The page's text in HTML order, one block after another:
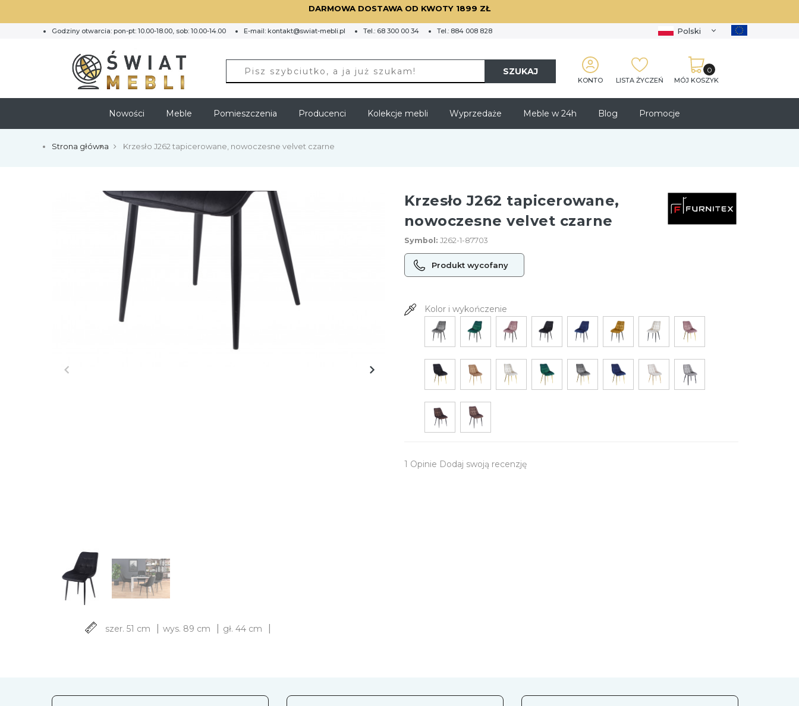
DARMOWA DOSTAWA OD KWOTY 1899 ZŁ
Godziny otwarcia: pon-pt: 10.00-18.00, sob: 10.00-14.00 E-mail: kontakt@swiat-mebli.pl Tel.: 68 300 00 34 Tel.: 884 008 828 Polski
SZUKAJ
KONTO LISTA ŻYCZEŃ MÓJ KOSZYK
Nowości Meble Pomieszczenia Producenci Kolekcje mebli Wyprzedaże Meble w 24h Blog Promocje
Strona główna Krzesło J262 tapicerowane, nowoczesne velvet czarne
szer. 51 cm wys. 89 cm gł. 44 cm
Krzesło J262 tapicerowane,
nowoczesne velvet czarne
Symbol: J262-1-87703
Produkt wycofany
Kolor i wykończenie
1 Opinie Dodaj swoją recenzję